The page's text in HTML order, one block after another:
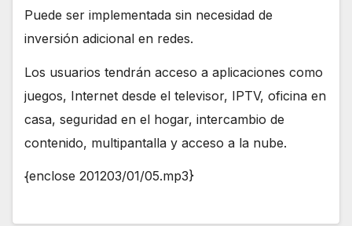
Puede ser implementada sin necesidad de
inversión adicional en redes.
Los usuarios tendrán acceso a aplicaciones como
juegos, Internet desde el televisor, IPTV, oficina en
casa, seguridad en el hogar, intercambio de
contenido, multipantalla y acceso a la nube.
{enclose 201203/01/05.mp3}